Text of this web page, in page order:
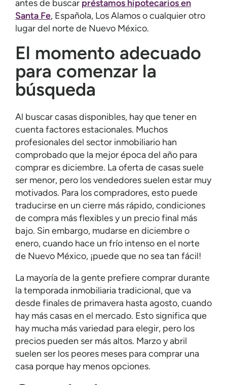
antes de buscar préstamos hipotecarios en
Santa Fe, Española, Los Alamos o cualquier otro
lugar del norte de Nuevo México.
El momento adecuado
para comenzar la
búsqueda
Al buscar casas disponibles, hay que tener en
cuenta factores estacionales. Muchos
profesionales del sector inmobiliario han
comprobado que la mejor época del año para
comprar es diciembre. La oferta de casas suele
ser menor, pero los vendedores suelen estar muy
motivados. Para los compradores, esto puede
traducirse en un cierre más rápido, condiciones
de compra más flexibles y un precio final más
bajo. Sin embargo, mudarse en diciembre o
enero, cuando hace un frío intenso en el norte
de Nuevo México, ¡puede que no sea tan fácil!
La mayoría de la gente prefiere comprar durante
la temporada inmobiliaria tradicional, que va
desde finales de primavera hasta agosto, cuando
hay más casas en el mercado. Esto significa que
hay mucha más variedad para elegir, pero los
precios pueden ser más altos. Marzo y abril
suelen ser los peores meses para comprar una
casa porque hay menos opciones.